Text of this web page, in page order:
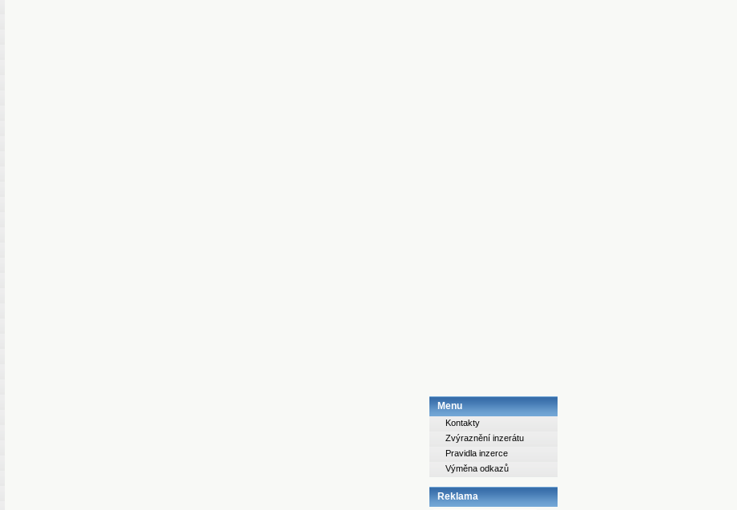
Menu
Kontakty
Zvýraznění inzerátu
Pravidla inzerce
Výměna odkazů
Reklama